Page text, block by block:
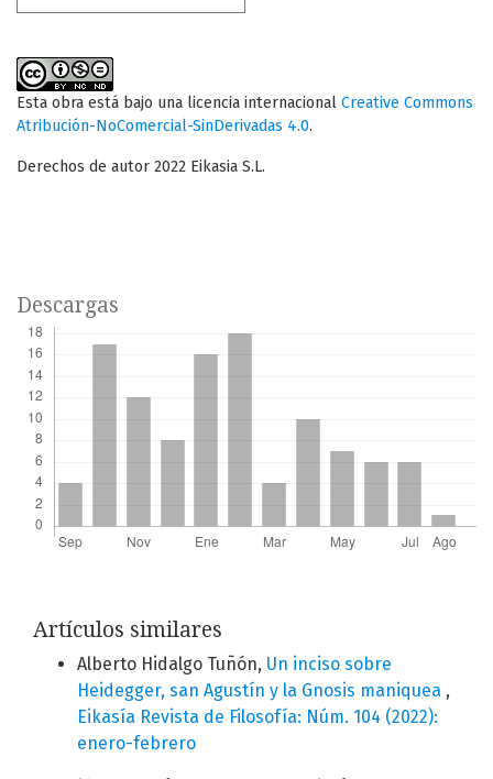
Esta obra está bajo una licencia internacional Creative Commons
Atribución-NoComercial-SinDerivadas 4.0.
Derechos de autor 2022 Eikasia S.L.
Descargas
Artículos similares
Alberto Hidalgo Tuñón, Un inciso sobre
Heidegger, san Agustín y la Gnosis maniquea ,
Eikasía Revista de Filosofía: Núm. 104 (2022):
enero-febrero